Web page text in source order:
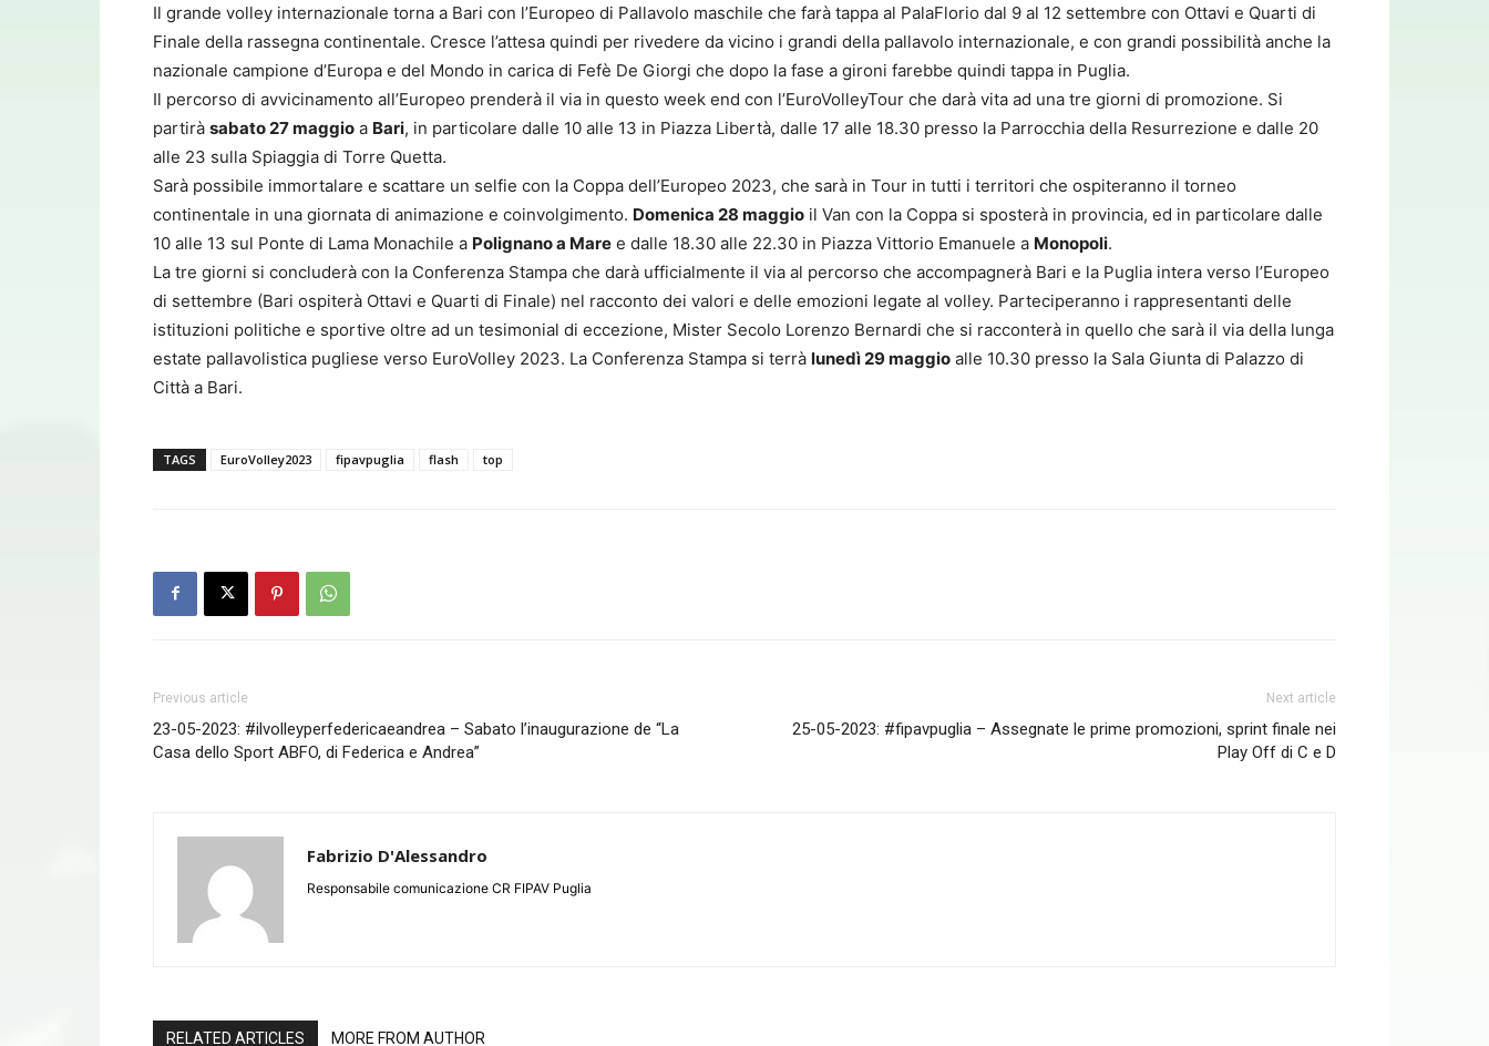
Il grande volley internazionale torna a Bari con l’Europeo di Pallavolo maschile che farà tappa al PalaFlorio dal 9 al 12 settembre con Ottavi e Quarti di
Finale della rassegna continentale. Cresce l’attesa quindi per rivedere da vicino i grandi della pallavolo internazionale, e con grandi possibilità anche la
nazionale campione d’Europa e del Mondo in carica di Fefè De Giorgi che dopo la fase a gironi farebbe quindi tappa in Puglia.
Il percorso di avvicinamento all’Europeo prenderà il via in questo week end con l’EuroVolleyTour che darà vita ad una tre giorni di promozione. Si
partirà sabato 27 maggio a Bari, in particolare dalle 10 alle 13 in Piazza Libertà, dalle 17 alle 18.30 presso la Parrocchia della Resurrezione e dalle 20
alle 23 sulla Spiaggia di Torre Quetta.
Sarà possibile immortalare e scattare un selfie con la Coppa dell’Europeo 2023, che sarà in Tour in tutti i territori che ospiteranno il torneo
continentale in una giornata di animazione e coinvolgimento. Domenica 28 maggio il Van con la Coppa si sposterà in provincia, ed in particolare dalle
10 alle 13 sul Ponte di Lama Monachile a Polignano a Mare e dalle 18.30 alle 22.30 in Piazza Vittorio Emanuele a Monopoli.
La tre giorni si concluderà con la Conferenza Stampa che darà ufficialmente il via al percorso che accompagnerà Bari e la Puglia intera verso l’Europeo
di settembre (Bari ospiterà Ottavi e Quarti di Finale) nel racconto dei valori e delle emozioni legate al volley. Parteciperanno i rappresentanti delle
istituzioni politiche e sportive oltre ad un tesimonial di eccezione, Mister Secolo Lorenzo Bernardi che si racconterà in quello che sarà il via della lunga
estate pallavolistica pugliese verso EuroVolley 2023. La Conferenza Stampa si terrà lunedì 29 maggio alle 10.30 presso la Sala Giunta di Palazzo di
Città a Bari.
TAGS EuroVolley2023 fipavpuglia flash top
Previous article
23-05-2023: #ilvolleyperfedericaeandrea – Sabato l’inaugurazione de “La
Casa dello Sport ABFO, di Federica e Andrea”
Next article
25-05-2023: #fipavpuglia – Assegnate le prime promozioni, sprint finale nei
Play Off di C e D
Fabrizio D'Alessandro
Responsabile comunicazione CR FIPAV Puglia
RELATED ARTICLES MORE FROM AUTHOR